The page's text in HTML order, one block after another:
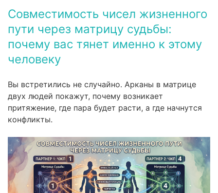
03
Как арканы объясняют притяжение между
партнёрами
04
Расшифровка совместимости: какие
позиции матрицы сравнивать
Какие пары арканов создают сильный союз
06 Проработка: что делать, если арканы
конфликтуют
07 Чем анализ совместимости по матрице
зодиака
08 Что притяжение между партнёрами
говорит о вашей родовой программе
Совместимость чисел жизненного
пути через матрицу судьбы:
почему вас тянет именно к этому
человеку
Вы встретились не случайно. Арканы в матрице
двух людей покажут, почему возникает
притяжение, где пара будет расти, а где начнутся
конфликты.